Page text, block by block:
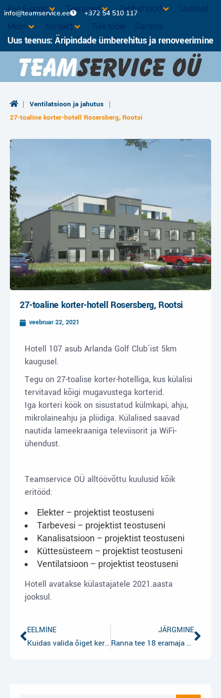
info@teamservice.ee +372 54 510 117
Ava E-pood Teenused Tehtud tööd
Uudised
Meist
Kontakt Tule tööle Garantii
Uus teenus: Äripindade ümberehitus ja renoveerimine
| Ventilatsioon ja jahutus |
27-toaline korter-hotell Rosersberg, Rootsi
27-toaline korter-hotell Rosersberg, Rootsi
veebruar 22, 2021
Hotell 107 asub Arlanda Golf Club´ist 5km
kaugusel.
Tegu on 27-toalise korter-hotelliga, kus külalisi
tervitavad kõigi mugavustega korterid.
Iga korteri köök on sisustatud külmkapi, ahju,
mikrolaineahju ja pliidiga. Külalised saavad
nautida lameekraaniga televiisorit ja WiFi-
ühendust.
Teamservice OÜ alltöövõttu kuulusid kõik
eritööd:
Elekter – projektist teostuseni
Tarbevesi – projektist teostuseni
Kanalisatsioon – projektist teostuseni
Küttesüsteem – projektist teostuseni
Ventilatsioon – projektist teostuseni
Hotell avatakse külastajatele 2021.aasta
jooksul.
EELMINE
Kuidas valida õiget kerist?
JÄRGMINE
Ranna tee 18 eramaja elektritööd ja projekteerimine